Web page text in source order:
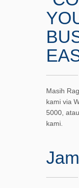
Masih
kami via
5000,
kami.